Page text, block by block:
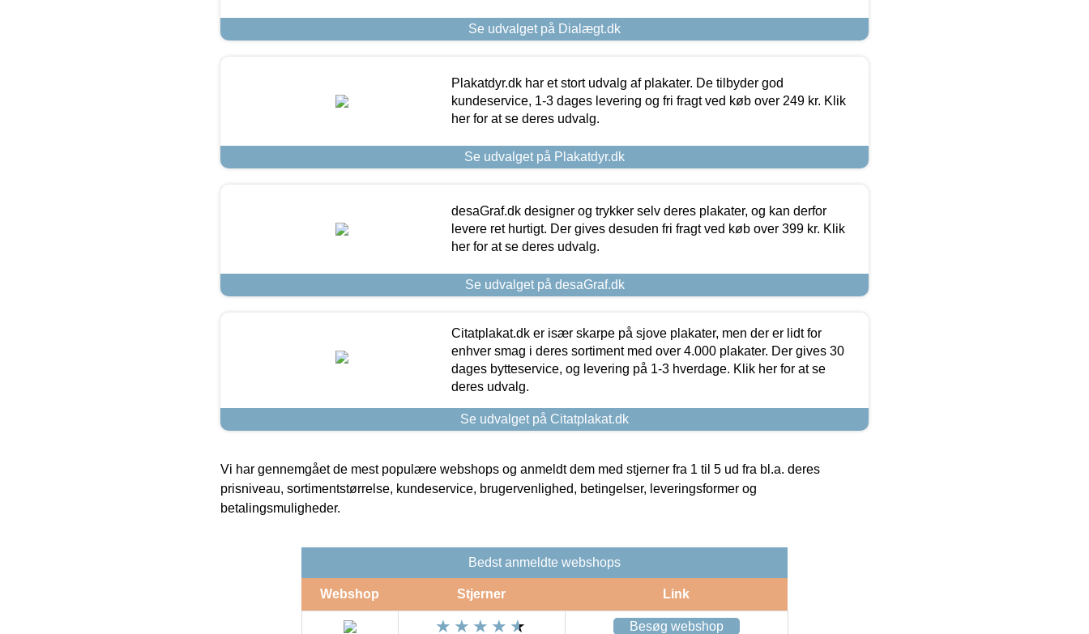
Se udvalget på Dialægt.dk
Plakatdyr.dk har et stort udvalg af plakater. De tilbyder god
kundeservice, 1-3 dages levering og fri fragt ved køb over 249 kr. Klik
her for at se deres udvalg.
Se udvalget på Plakatdyr.dk
desaGraf.dk designer og trykker selv deres plakater, og kan derfor
levere ret hurtigt. Der gives desuden fri fragt ved køb over 399 kr. Klik
her for at se deres udvalg.
Se udvalget på desaGraf.dk
Citatplakat.dk er især skarpe på sjove plakater, men der er lidt for
enhver smag i deres sortiment med over 4.000 plakater. Der gives 30
dages bytteservice, og levering på 1-3 hverdage. Klik her for at se
deres udvalg.
Se udvalget på Citatplakat.dk
Vi har gennemgået de mest populære webshops og anmeldt dem med stjerner fra 1 til 5 ud fra bl.a. deres
prisniveau, sortimentstørrelse, kundeservice, brugervenlighed, betingelser, leveringsformer og
betalingsmuligheder.
Bedst anmeldte webshops
Webshop Stjerner Link
Besøg webshop